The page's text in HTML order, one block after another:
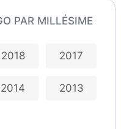
PAR MILLÉSIME
2018 2017
2014 2013